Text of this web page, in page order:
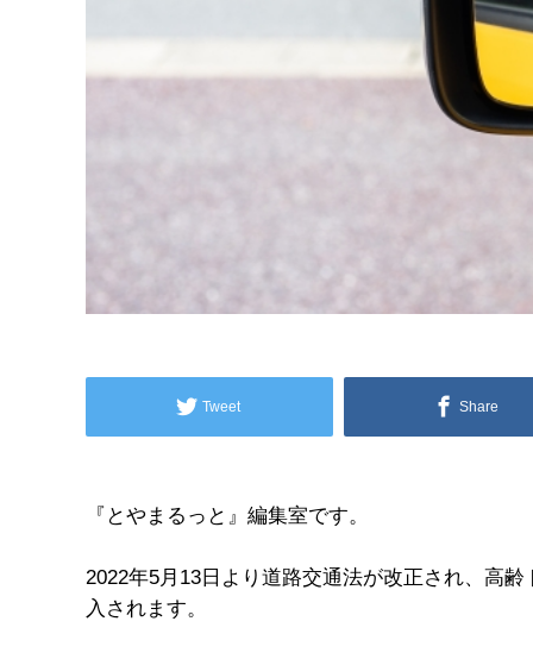
Tweet Share
『とやまるっと』編集室です。
2022年5月13日より道路交通法が改正され、高
入されます。